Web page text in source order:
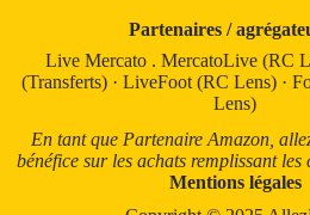
Partenaires /
Live Mercato .MercatoLive (RC
(Transferts) ·LiveFoot (RC Lens) ·
Lens)
En tant que Partenaire Amazon,
bénéfice sur les achats remplissant les
Mentions légales